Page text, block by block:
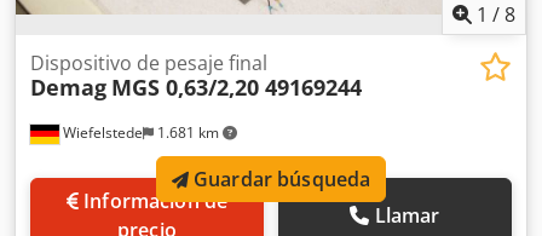
1 /8
Wiefelstede 1.681 km
Dispositivo de pesaje final
Demag MGS 0,63/2,20 49169244
Información de
precio
Llamar
Guardar búsqueda